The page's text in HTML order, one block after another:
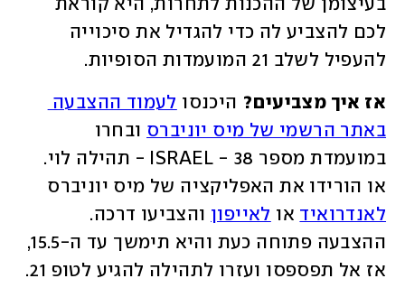
בעיצומן של ההכנות לתחרות, היא קוראת
להעפיל לשלב 21 המועמדות הסופיות.
אז איך מצביעים? היכנסו
באתר הרשמי של מיס יוניברס
או הורידו את האפליקציה של מיס יוניברס
לאנדרואיד או לאייפון
אז אל תפספסו ועזרו לתהילה להגיע לטופ 21.